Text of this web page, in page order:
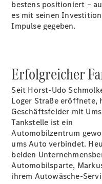
Über
bestens positioniert –
es mit seinen
Impulse gegeben.
Erfolgreicher
Seit Horst-Udo
Loger Straße eröffnete,
Geschäftsfelder mit
Tankstelle ist ein
Automobilzentrum
ums Auto verbindet.
beiden
Automobilsparte,
ihrem Autowäsche-